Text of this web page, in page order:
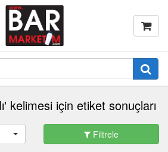
kelimesi için etiket sonuçları
Filtrele